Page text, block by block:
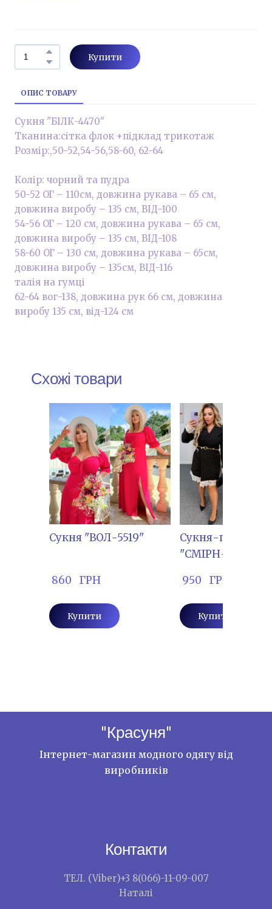
Купити
ОПИС ТОВАРУ
Сукня "БІЛК-4470"
Тканина:сітка флок +підклад трикотаж
Розмір:,50-52,54-56,58-60, 62-64
Колір: чорний та пудра
50-52 ОГ – 110см, довжина рукава – 65 см,
довжина виробу – 135 см, ВІД-100
54-56 ОГ – 120 см, довжина рукава – 65 см,
довжина виробу – 135 см, ВІД-108
58-60 ОГ – 130 см, довжина рукава – 65см,
довжина виробу – 135см, ВІД-116
талія на гумці
62-64 вог-138, довжина рук 66 см, довжина
виробу 135 см, від-124 см
Схожі товари
Сукня "ВОЛ-5519"
860   ГРН
Купити
Сукня-піджак
"СМІРН-019"
950   ГРН
Купити
"Красуня"
Інтернет-магазин модного одягу від
виробників
Контакти
ТЕЛ. (Viber)+3 8(066)-11-09-007
Наталі